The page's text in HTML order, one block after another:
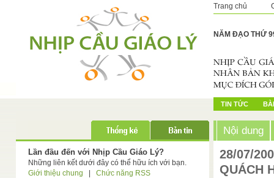
Trang chủ
NĂM ĐẠO THỨ
TIN TỨC
Lần đầu đến với Nhịp Cầu Giáo Lý?
Những liên kết dưới đây có thể hữu ích với bạn.
Giới thiệu chung
Chức năng RSS
Nội dung
28/07/
QUÁCH